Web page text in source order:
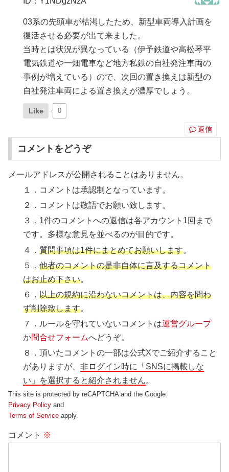
03系の先頭車が枯渇したため、新型車両導入計画を
復活させる必要が出て来ました。
当時とは状況が異なっている（伊予鉄道や高松琴平
電気鉄道や一畑電車など地方私鉄の自社発注車両の
事例が増えている）ので、次回の置き換えは新型の
自社発注車両による置き換えが濃厚でしょう。
Like 0
返信
コメントをどうぞ
メールアドレスが公開されることはありません。
１．コメントは承認制となっています。
２．コメントは敬語でお願い致します。
３．1件のコメントへの返信は各アカウント1回まで
です。多様な意見を並べるのが目的です。
４．質問事項は1件にまとめてお願いします。
５．他者のコメントの是非自体に言及するコメント
はお止め下さい。
６．以上の規約に沿わないコメントは、内容を問わ
ず削除致します。
７．ルールを守れていないコメントは運営グループ
か問合せフォームへどうぞ。
８．頂いたコメントの一部は公式Xでご紹介すること
がありますが、非ログイン時に「SNSに掲載しな
い」を選択すると紹介されません。
This site is protected by reCAPTCHA and the Google
Privacy Policy and
Terms of Service apply.
コメント ※